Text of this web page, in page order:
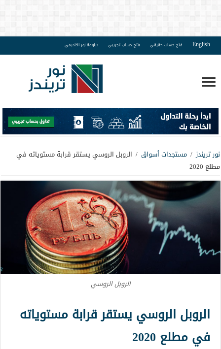
English فتح حساب حقيقي فتح حساب تجريبي دبلومة نور اكاديمي
نور تريندز / مستجدات أسواق / الروبل الروسي يستقر قرابة مستوياته في
مطلع 2020
الروبل الروسي
الروبل الروسي يستقر قرابة مستوياته
في مطلع 2020